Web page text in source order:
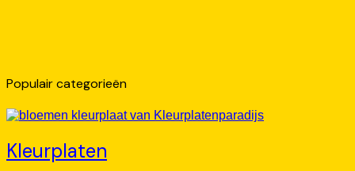
Populair categorieën
Kleurplaten